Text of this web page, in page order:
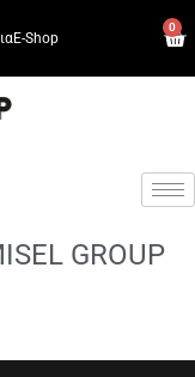
Ε-Shop
0
GROUP